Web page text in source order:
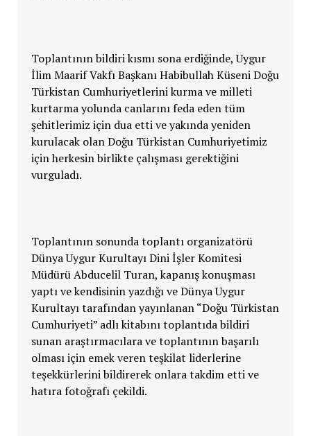
Toplantının bildiri kısmı sona erdiğinde, Uygur
İlim Maarif Vakfı Başkanı Habibullah Küseni Doğu
Türkistan Cumhuriyetlerini kurma ve milleti
kurtarma yolunda canlarını feda eden tüm
şehitlerimiz için dua etti ve yakında yeniden
kurulacak olan Doğu Türkistan Cumhuriyetimiz
için herkesin birlikte çalışması gerektiğini
vurguladı.
Toplantının sonunda toplantı organizatörü
Dünya Uygur Kurultayı Dini İşler Komitesi
Müdürü Abducelil Turan, kapanış konuşması
yaptı ve kendisinin yazdığı ve Dünya Uygur
Kurultayı tarafından yayınlanan “Doğu Türkistan
Cumhuriyeti” adlı kitabını toplantıda bildiri
sunan araştırmacılara ve toplantının başarılı
olması için emek veren teşkilat liderlerine
teşekkürlerini bildirerek onlara takdim etti ve
hatıra fotoğrafı çekildi.